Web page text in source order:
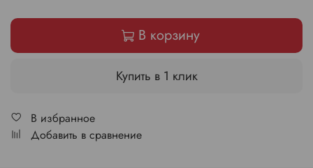
В корзину
Купить в 1 клик
В избранное
Добавить в сравнение